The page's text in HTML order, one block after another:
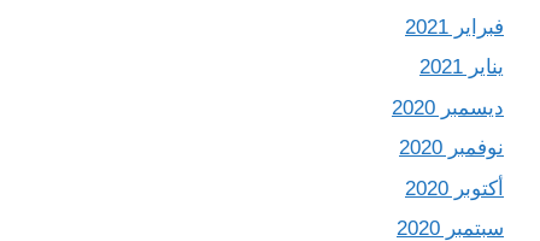
فبراير 2021
يناير 2021
ديسمبر 2020
نوفمبر 2020
أكتوبر 2020
سبتمبر 2020